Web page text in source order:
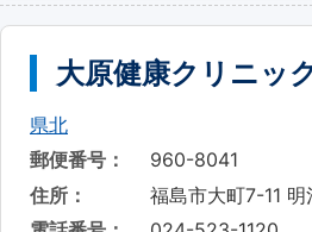
大原健康クリニッ
県北
郵便番号：
960-8041
住所：
福島市大町7-11